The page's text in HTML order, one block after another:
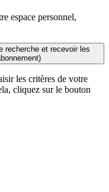
espace personnel,
recherche et recevoir les
les critères de votre
cliquez sur le bouton